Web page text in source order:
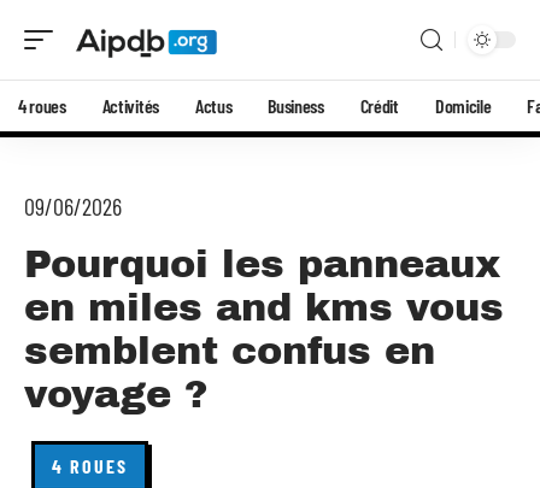
4 roues Activités Actus Business Crédit Domicile
09/06/2026
Pourquoi les panneaux
en miles and kms vous
semblent confus en
voyage ?
4 ROUES